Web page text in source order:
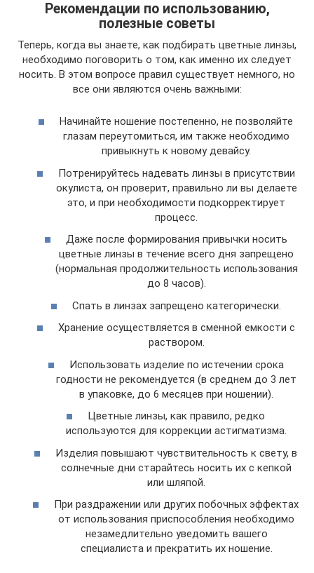
Рекомендации по использованию,
полезные советы
Теперь, когда вы знаете, как подбирать цветные линзы,
необходимо поговорить о том, как именно их следует
носить. В этом вопросе правил существует немного, но
все они являются очень важными:
Начинайте ношение постепенно, не позволяйте
глазам переутомиться, им также необходимо
привыкнуть к новому девайсу.
Потренируйтесь надевать линзы в присутствии
окулиста, он проверит, правильно ли вы делаете
это, и при необходимости подкорректирует
процесс.
Даже после формирования привычки носить
цветные линзы в течение всего дня запрещено
(нормальная продолжительность использования
до 8 часов).
Спать в линзах запрещено категорически.
Хранение осуществляется в сменной емкости с
раствором.
Использовать изделие по истечении срока
годности не рекомендуется (в среднем до 3 лет
в упаковке, до 6 месяцев при ношении).
Цветные линзы, как правило, редко
используются для коррекции астигматизма.
Изделия повышают чувствительность к свету, в
солнечные дни старайтесь носить их с кепкой
или шляпой.
При раздражении или других побочных эффектах
от использования приспособления необходимо
незамедлительно уведомить вашего
специалиста и прекратить их ношение.